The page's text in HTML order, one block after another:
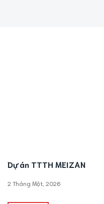
Dự án TTTH MEIZAN
2 Tháng Một, 2026